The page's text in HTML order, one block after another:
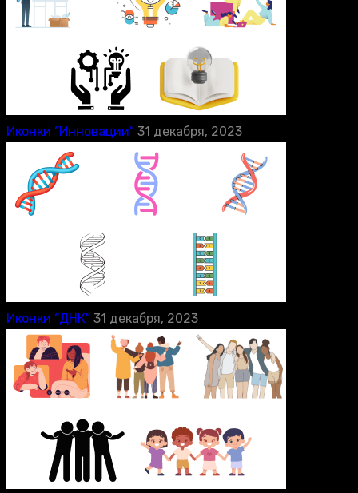
Иконки “Инновации” 31 декабря, 2023
Иконки “ДНК” 31 декабря, 2023